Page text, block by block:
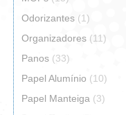
Odorizantes (1)
Organizadores (11)
Panos (33)
Papel Alumínio (10)
Papel Manteiga (3)